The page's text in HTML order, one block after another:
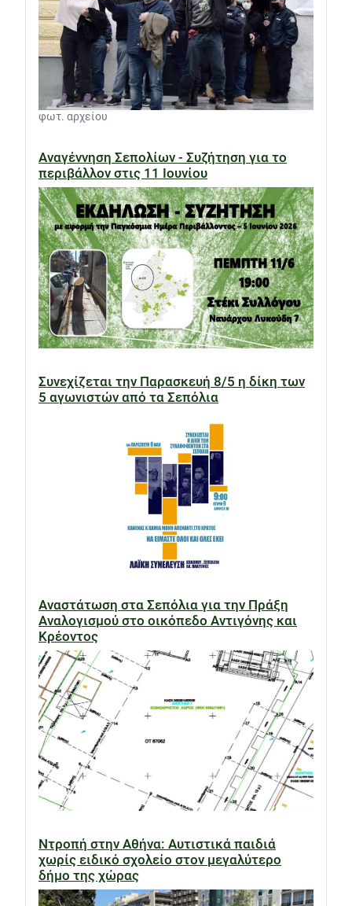
φωτ. αρχείου
Αναγέννηση Σεπολίων - Συζήτηση για το
περιβάλλον στις 11 Ιουνίου
Συνεχίζεται την Παρασκευή 8/5 η δίκη των
5 αγωνιστών από τα Σεπόλια
Αναστάτωση στα Σεπόλια για την Πράξη
Αναλογισμού στο οικόπεδο Αντιγόνης και
Κρέοντος
Ντροπή στην Αθήνα: Αυτιστικά παιδιά
χωρίς ειδικό σχολείο στον μεγαλύτερο
δήμο της χώρας